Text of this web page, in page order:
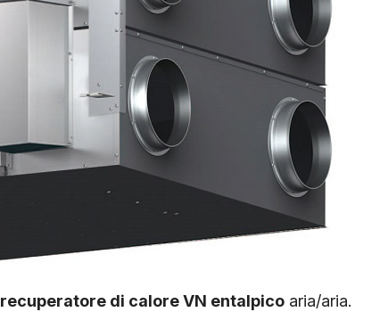
recuperatore di calore VN entalpico aria/aria.